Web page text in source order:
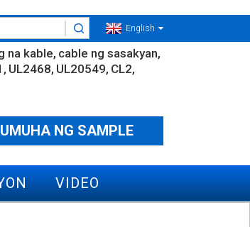
English
na kable cable ng sasakyan
UL2468 UL20549 CL2
NG SAMPLE
VIDEO